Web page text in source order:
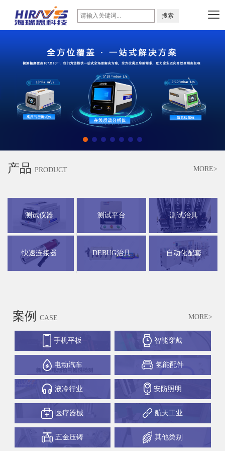
产品 PRODUCT MORE>
测试仪器 测试平台 测试治具
快速连接器 DEBUG治具 自动化配套
案例 CASE MORE>
手机平板 智能穿戴
电动汽车 氢能配件
液冷行业 安防照明
医疗器械 航天工业
五金压铸 其他类别